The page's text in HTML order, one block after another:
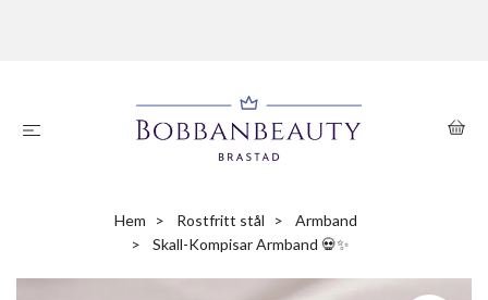
Hem Rostfritt stål
Armband
Skall-Kompisar Armband 💀✨